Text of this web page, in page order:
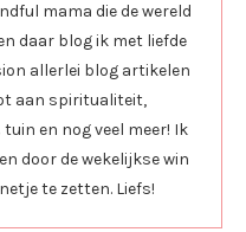
mama die de wereld
daar blog ik met liefde
allerlei blog artikelen
aan spiritualiteit,
en nog veel meer! Ik
door de wekelijkse win
te zetten. Liefs!